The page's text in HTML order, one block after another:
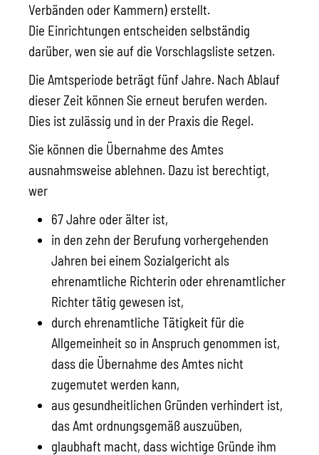
Verbänden oder Kammern) erstellt.
Die Einrichtungen entscheiden selbständig
darüber, wen sie auf die Vorschlagsliste setzen.
Die Amtsperiode beträgt fünf Jahre. Nach Ablauf
dieser Zeit können Sie erneut berufen werden.
Dies ist zulässig und in der Praxis die Regel.
Sie können die Übernahme des Amtes
ausnahmsweise ablehnen. Dazu ist berechtigt,
wer
67 Jahre oder älter ist,
in den zehn der Berufung vorhergehenden
Jahren bei einem Sozialgericht als
ehrenamtliche Richterin oder ehrenamtlicher
Richter tätig gewesen ist,
durch ehrenamtliche Tätigkeit für die
Allgemeinheit so in Anspruch genommen ist,
dass die Übernahme des Amtes nicht
zugemutet werden kann,
aus gesundheitlichen Gründen verhindert ist,
das Amt ordnungsgemäß auszuüben,
glaubhaft macht, dass wichtige Gründe ihm